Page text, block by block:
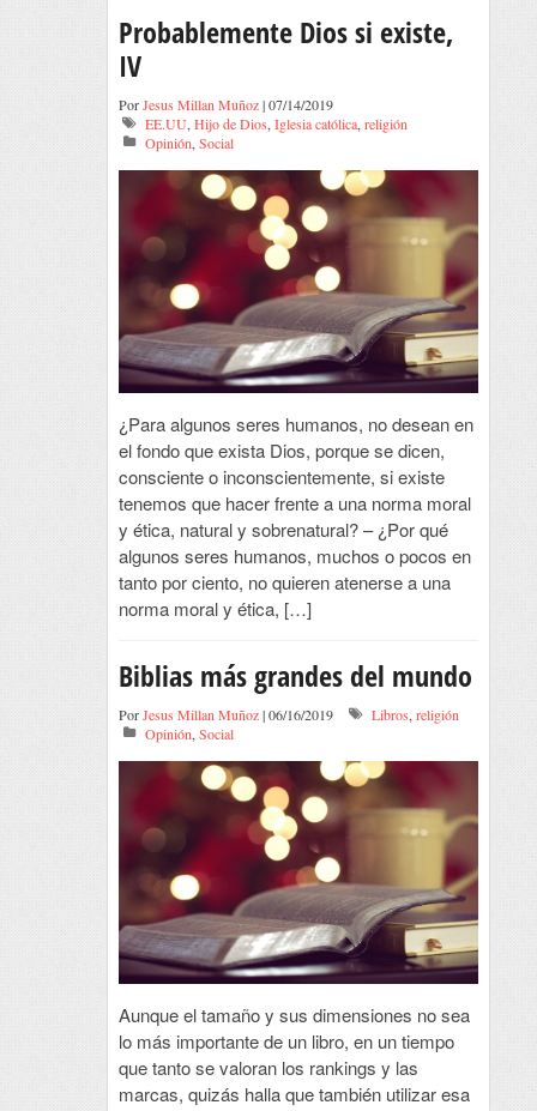
Probablemente Dios si existe,
IV
PorJesus Millan Muñoz| 07/14/2019
EE.UU,Hijo de Dios,Iglesia católica,religión
Opinión,Social
¿Para algunos seres humanos, no desean en
el fondo que exista Dios, porque se dicen,
consciente o inconscientemente, si existe
tenemos que hacer frente a una norma moral
y ética, natural y sobrenatural? – ¿Por qué
algunos seres humanos, muchos o pocos en
tanto por ciento, no quieren atenerse a una
norma moral y ética, […]
Biblias más grandes del mundo
PorJesus Millan Muñoz| 06/16/2019 Libros,religión
Opinión,Social
Aunque el tamaño y sus dimensiones no sea
lo más importante de un libro, en un tiempo
que tanto se valoran los rankings y las
marcas, quizás halla que también utilizar esa